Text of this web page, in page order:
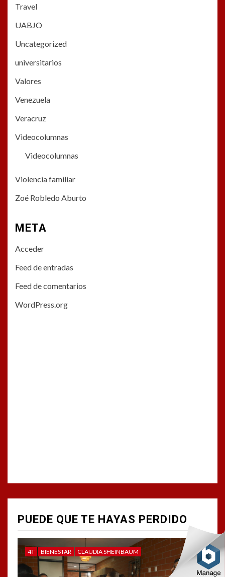
Travel
UABJO
Uncategorized
universitarios
Valores
Venezuela
Veracruz
Videocolumnas
Videocolumnas
Violencia familiar
Zoé Robledo Aburto
META
Acceder
Feed de entradas
Feed de comentarios
WordPress.org
PUEDE QUE TE HAYAS PERDIDO
4T BIENESTAR CLAUDIA SHEINBAUM